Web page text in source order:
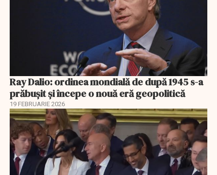
Ray Dalio: ordinea mondială de după 1945 s-a
prăbușit și începe o nouă eră geopolitică
19 FEBRUARIE 2026